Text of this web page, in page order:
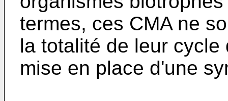
termes, ces CMA ne
la totalité de leur
mise en place d'une